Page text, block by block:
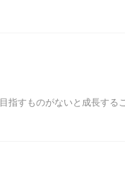
指すものがないと成長す